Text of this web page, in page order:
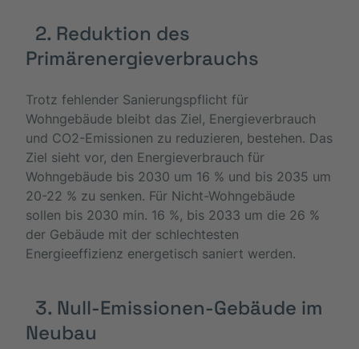
2. Reduktion des
Primärenergieverbrauchs
Trotz fehlender Sanierungspflicht für
Wohngebäude bleibt das Ziel, Energieverbrauch
und CO2-Emissionen zu reduzieren, bestehen. Das
Ziel sieht vor, den Energieverbrauch für
Wohngebäude bis 2030 um 16 % und bis 2035 um
20-22 % zu senken. Für Nicht-Wohngebäude
sollen bis 2030 min. 16 %, bis 2033 um die 26 %
der Gebäude mit der schlechtesten
Energieeffizienz energetisch saniert werden.
3. Null-Emissionen-Gebäude im
Neubau